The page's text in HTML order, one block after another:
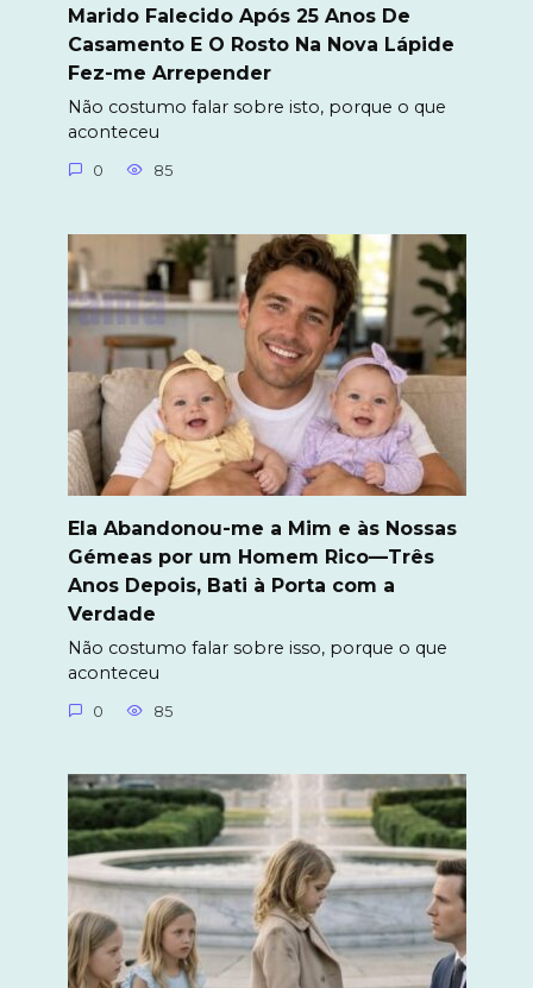
Marido Falecido Após 25 Anos De
Casamento E O Rosto Na Nova Lápide
Fez-me Arrepender
Não costumo falar sobre isto, porque o que
aconteceu
0 85
Ela Abandonou-me a Mim e às Nossas
Gémeas por um Homem Rico—Três
Anos Depois, Bati à Porta com a
Verdade
Não costumo falar sobre isso, porque o que
aconteceu
0 85